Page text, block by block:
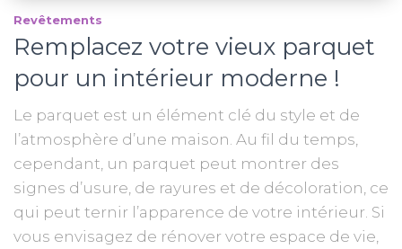
Revêtements
Remplacez votre vieux parquet
pour un intérieur moderne !
Le parquet est un élément clé du style et de
l’atmosphère d’une maison. Au fil du temps,
cependant, un parquet peut montrer des
signes d’usure, de rayures et de décoloration, ce
qui peut ternir l’apparence de votre intérieur. Si
vous envisagez de rénover votre espace de vie,